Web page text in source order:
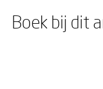
Boek bij dit